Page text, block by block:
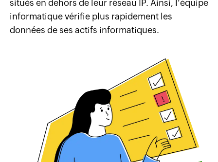
situés en dehors de leur réseau IP. Ainsi, l’équipe
informatique vérifie plus rapidement les
données de ses actifs informatiques.